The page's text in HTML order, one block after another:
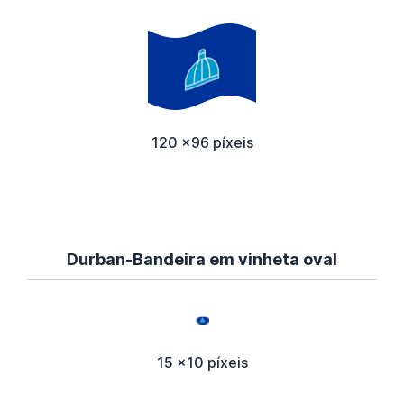
120 x96 píxeis
Durban-Bandeira em vinheta oval
15 x10 píxeis